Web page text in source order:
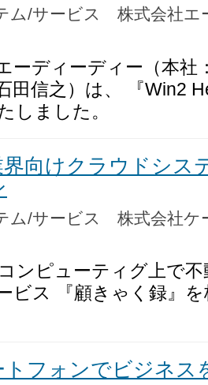
テム/サービス 株式会社
ーディーディー（本社
田信之）は、 『Win2
しました。
向けクラウドシス
テム/サービス 株式会社
ンピューティグ上で
ビス 『顧きゃく録』
トフォンでビジネ